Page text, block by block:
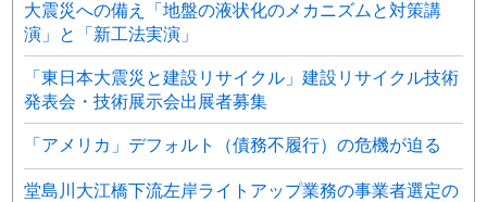
大震災への備え「地盤の液状化のメカニズムと対策講
演」と「新工法実演」
「東日本大震災と建設リサイクル」建設リサイクル技術
発表会・技術展示会出展者募集
「アメリカ」デフォルト（債務不履行）の危機が迫る
堂島川大江橋下流左岸ライトアップ業務の事業者選定の